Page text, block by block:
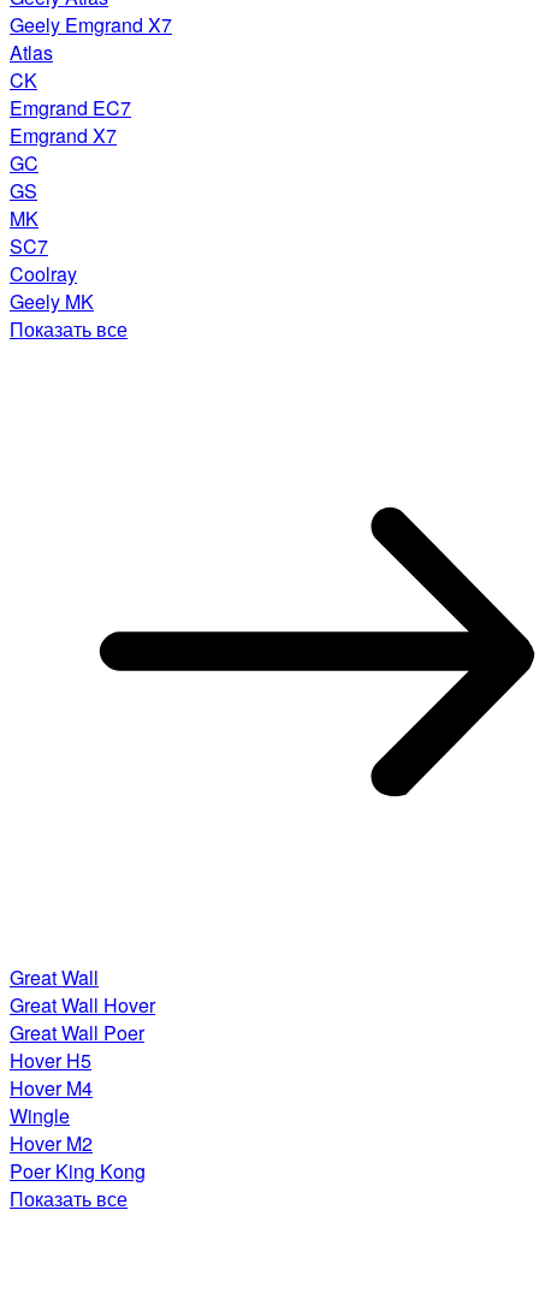
Geely Emgrand X7
Atlas
CK
Emgrand EC7
Emgrand X7
GC
GS
MK
SC7
Coolray
Geely MK
Показать все
Great Wall
Great Wall Hover
Great Wall Poer
Hover H5
Hover M4
Wingle
Hover M2
Poer King Kong
Показать все